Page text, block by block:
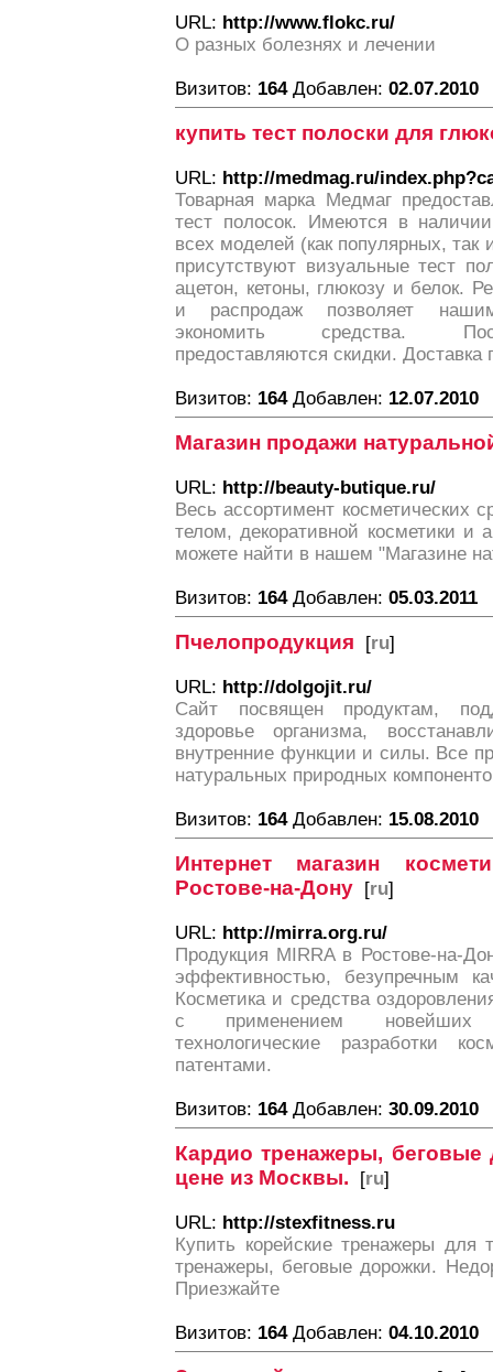
URL: http://www.flokc.ru/
О разных болезнях и лечении
Визитов: 164Добавлен: 02.07.2010
купить тест полоски для
URL: http://medmag.ru/
Товарная марка Медмаг
тест полосок. Имеются в
всех моделей (как популярных, так
присутствуют визуальные тест
ацетон, кетоны, глюкозу и белок.
и распродаж позволяет
экономить средства.
предоставляются скидки.
Визитов: 164Добавлен: 12.07.2010
Магазин продажи
URL: http://beauty-butique.ru/
Весь ассортимент косметических
телом, декоративной косметики и
можете найти в нашем "Магазине
Визитов: 164Добавлен: 05.03.2011
Пчелопродукция [ru]
URL: http://dolgojit.ru/
Сайт посвящен продуктам,
здоровье организма,
внутренние функции и силы. Все
натуральных природных
Визитов: 164Добавлен: 15.08.2010
Интернет магазин
Ростове-на-Дону [ru]
URL: http://mirra.org.ru/
Продукция MIRRA в Ростове-на-
эффективностью, безупречным
Косметика и средства
с применением новейших
технологические разработки
патентами.
Визитов: 164Добавлен: 30.09.2010
Кардио тренажеры,
цене из Москвы. [ru]
URL: http://stexfitness.ru
Купить корейские тренажеры для
тренажеры, беговые дорожки.
Приезжайте
Визитов: 164Добавлен: 04.10.2010